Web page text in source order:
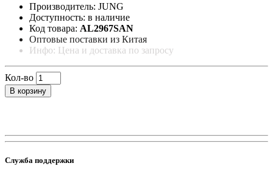
Производитель: JUNG
Доступность: в наличие
Код товара: AL2967SAN
Оптовые поставки из Китая
Инфо: Цена и доставка по запросу
Кол-во
В корзину
Служба поддержки